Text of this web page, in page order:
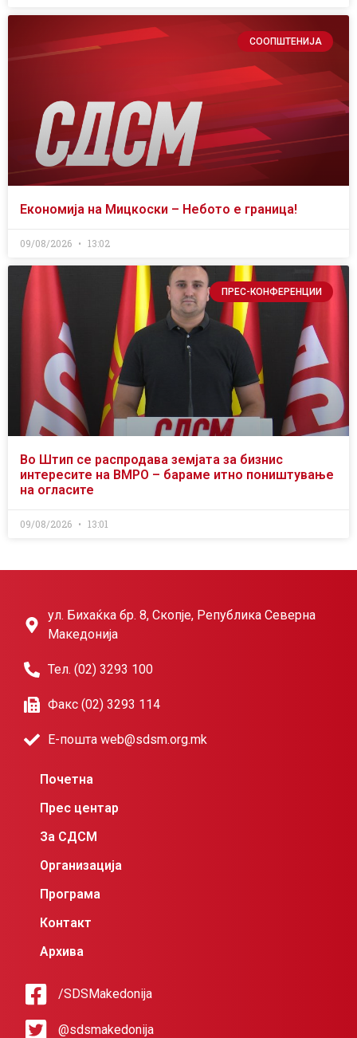
СООПШТЕНИЈА
Економија на Мицкоски – Небото е граница!
09/08/2026 13:02
ПРЕС-КОНФЕРЕНЦИИ
Во Штип се распродава земјата за бизнис
интересите на ВМРО – бараме итно поништување
на огласите
09/08/2026 13:01
ул. Бихаќка бр. 8, Скопје, Република Северна
Македонија
Тел. (02) 3293 100
Факс (02) 3293 114
Е-пошта web@sdsm.org.mk
Почетна
Прес центар
За СДСМ
Организација
Програма
Контакт
Архива
/SDSMakedonija
@sdsmakedonija